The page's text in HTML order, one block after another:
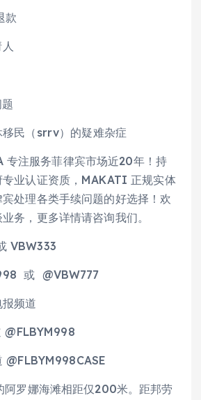
款
民（srrv）的疑难杂症
注服务菲律宾市场近20年！持
专业认证资质，MAKATI 正规实体
处理各类手续问题的好选择！欢
务，更多详情请咨询我们。
VBW333
或 @VBW777
频道
@FLBYM998
@FLBYM998CASE
阿罗娜海滩相距仅200米。距邦劳